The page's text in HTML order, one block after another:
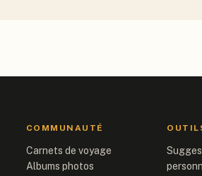
COMMUNAUTÉ
Carnets de voyage
Albums photos